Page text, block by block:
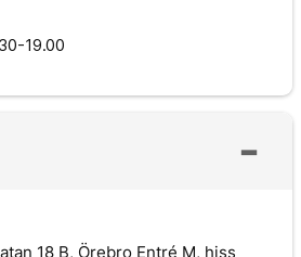
19.00
18 B, Örebro Entré M, hiss